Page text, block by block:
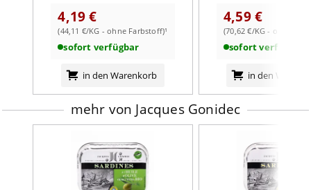
Anbau. Zertifiziert Bio nach FR-BIO-10.
sonstige Hinweise:
Abtropfgewicht: 87g
Nach dem Öffnen im Kühlschrank aufbewahren und
Nährwertangaben:
je 100g
1060
18,0
4,19 €
(44,11 €/KG - ohne Farbstoff)¹
sofort verfügbar
in den Warenkorb
4,59 €
(70,62 €/KG - ohne
sofort verfügbar
in den
mehr von Jacques Gonidec